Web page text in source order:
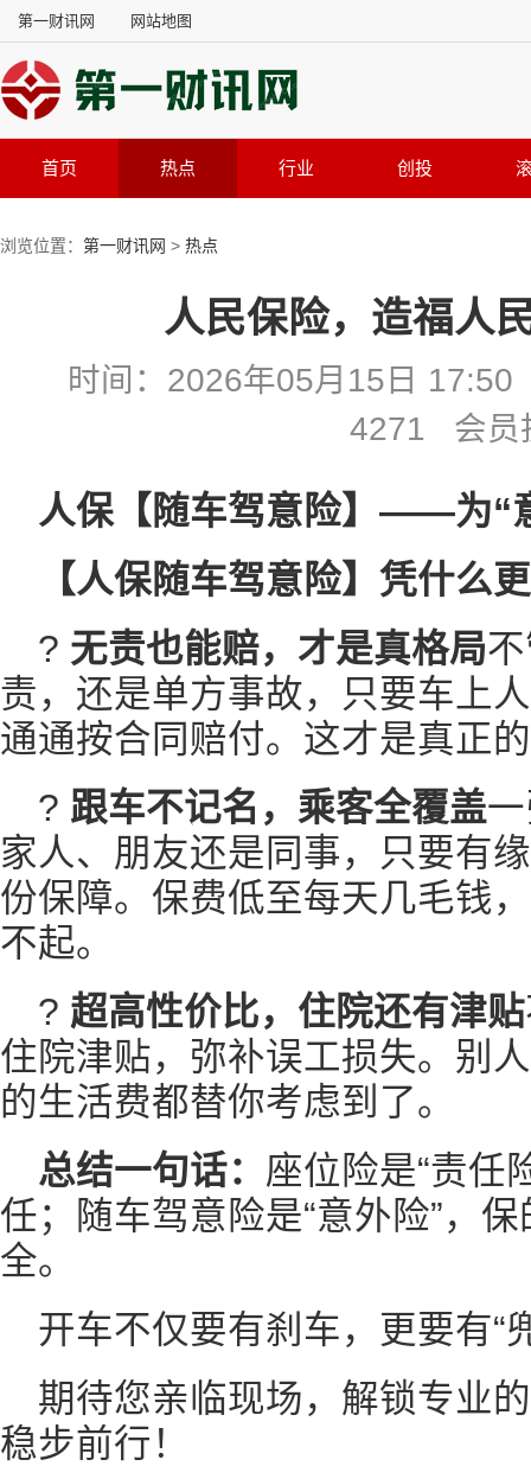
第一财讯网 网站地图
首页 热点 行业 创投
浏览位置： 第一财讯网 > 热点
人民保险，造福人
时间：2026年05月15日
4271 会员
人保【随车驾意险】——为“
【人保随车驾意险】凭什么
? 无责也能赔，才是真格局
责，还是单方事故，只要车上
通通按合同赔付。这才是真正
? 跟车不记名，乘客全覆盖
家人、朋友还是同事，只要有
份保障。保费低至每天几毛钱
不起。
? 超高性价比，住院还有津贴
住院津贴，弥补误工损失。别
的生活费都替你考虑到了。
总结一句话： 座位险是“责任
任；随车驾意险是“意外险”，
全。
开车不仅要有刹车，更要有“
期待您亲临现场，解锁专业
稳步前行！